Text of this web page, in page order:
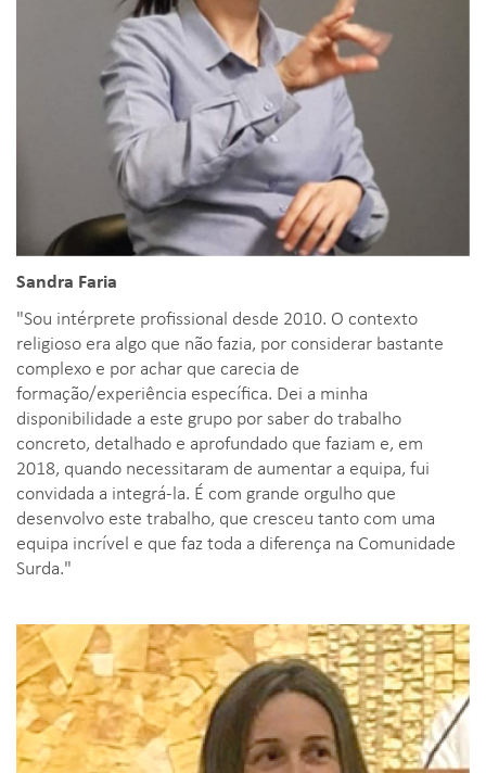
Sandra Faria
"Sou intérprete profissional desde 2010. O contexto
religioso era algo que não fazia, por considerar bastante
complexo e por achar que carecia de
formação/experiência específica. Dei a minha
disponibilidade a este grupo por saber do trabalho
concreto, detalhado e aprofundado que faziam e, em
2018, quando necessitaram de aumentar a equipa, fui
convidada a integrá-la. É com grande orgulho que
desenvolvo este trabalho, que cresceu tanto com uma
equipa incrível e que faz toda a diferença na Comunidade
Surda."